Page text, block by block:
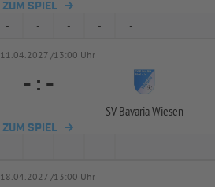
ZUM SPIEL
- - - - -
11.04.2027 /13:00 Uhr
- : -
SV Bavaria Wiesen
ZUM SPIEL
- - - - -
18.04.2027 /13:00 Uhr